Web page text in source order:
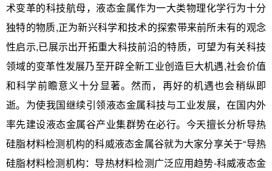
术变革的科技航母，液态金属作为一大类物理化学行为十分
独特的物质,正为新兴科学和技术的探索带来前所未有的观念
性启示,已展示出开拓重大科技前沿的特质，可望为有关科技
领域的变革性发展乃至开辟全新工业创造巨大机遇,社会价值
和科学前瞻意义十分显著。然而，再好的机遇也会稍纵即
逝。为使我国继续引领液态金属科技与工业发展，在国内外
率先建设液态金属谷产业集群势在必行。今天擅长分析导热
硅脂材料检测机构的科威液态金属谷就为大家分享关于“导热
硅脂材料检测机构：导热材料检测广泛应用趋势-科威液态金